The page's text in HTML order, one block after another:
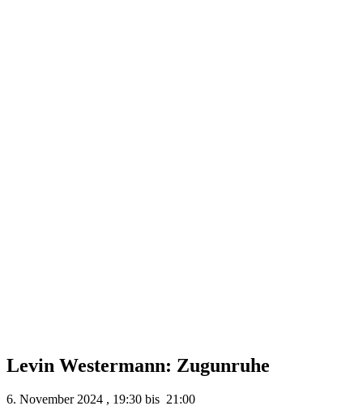
Levin Westermann: Zugunruhe
6. November 2024 , 19:30 bis 21:00